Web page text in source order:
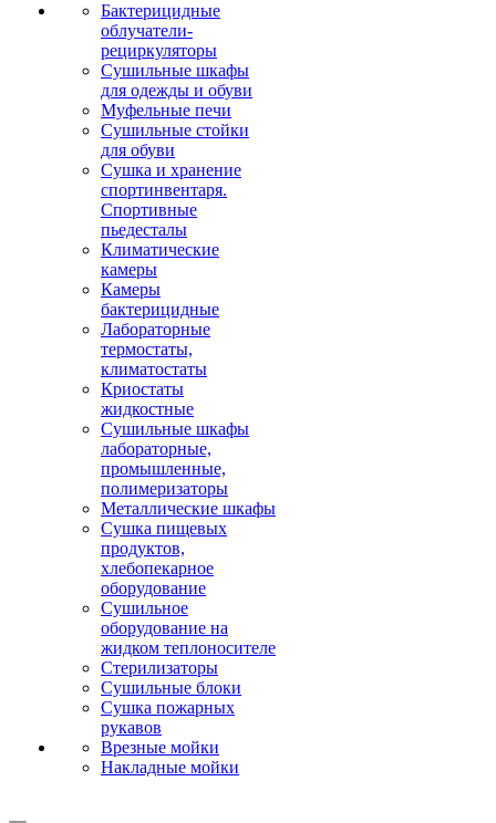
Бактерицидные
облучатели-
рециркуляторы
Сушильные шкафы
для одежды и обуви
Муфельные печи
Сушильные стойки
для обуви
Сушка и хранение
спортинвентаря.
Спортивные
пьедесталы
Климатические
камеры
Камеры
бактерицидные
Лабораторные
термостаты,
климатостаты
Криостаты
жидкостные
Сушильные шкафы
лабораторные,
промышленные,
полимеризаторы
Металлические шкафы
Сушка пищевых
продуктов,
хлебопекарное
оборудование
Сушильное
оборудование на
жидком теплоносителе
Стерилизаторы
Сушильные блоки
Сушка пожарных
рукавов
Врезные мойки
Накладные мойки